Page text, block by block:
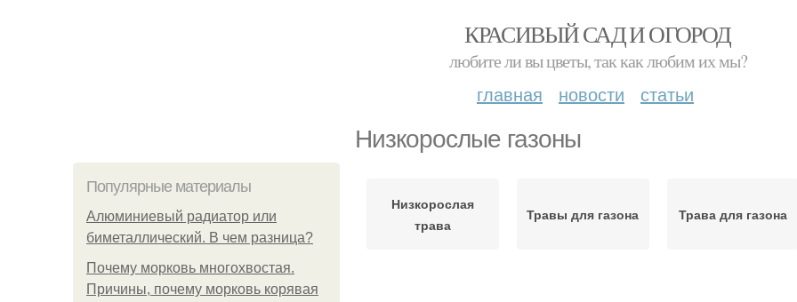
КРАСИВЫЙ САД И ОГОРОД
любите ли вы цветы, так как любим их мы?
главная новости статьи
Низкорослые газоны
Популярные материалы
Алюминиевый радиатор или
биметаллический. В чем разница?
Почему морковь многохвостая.
Причины, почему морковь корявая
Низкорослая
трава
Травы для газона Трава для газона